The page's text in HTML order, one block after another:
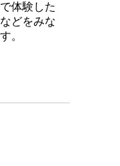
体験した
どをみな
。